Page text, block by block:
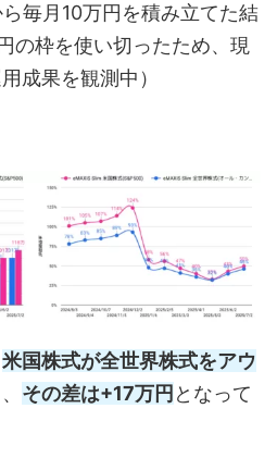
毎月10万円を積み立てた結
の枠を使い切ったため、現
成果を観測中）
米国株式が全世界株式をアウ
その差は+17万円 となって